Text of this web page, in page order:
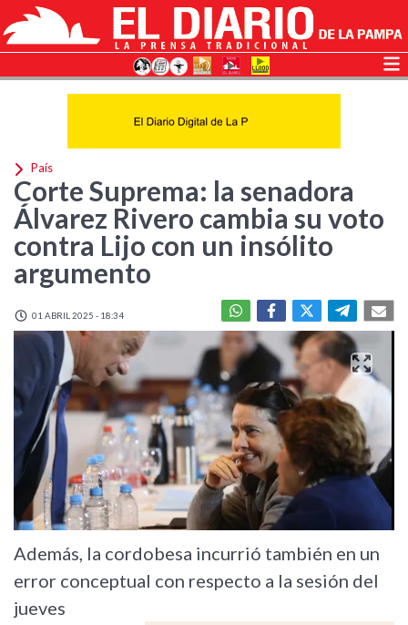
País
Corte Suprema: la senadora
Álvarez Rivero cambia su voto
contra Lijo con un insólito
argumento
01 ABRIL 2025 - 18:34
Además, la cordobesa incurrió también en un
error conceptual con respecto a la sesión del
jueves